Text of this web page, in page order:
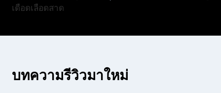
เดือดเลือดสาด
บทความรีวิวมาใหม่